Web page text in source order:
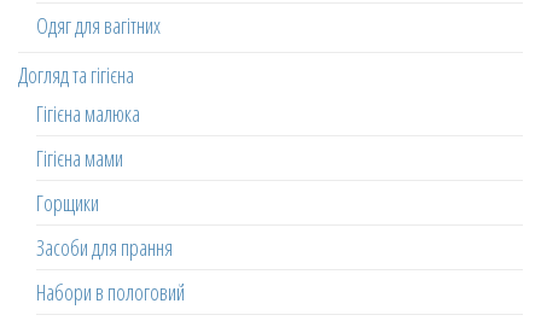
Одяг для вагітних
Догляд та гігієна
Гігієна малюка
Гігієна мами
Горщики
Засоби для прання
Набори в пологовий